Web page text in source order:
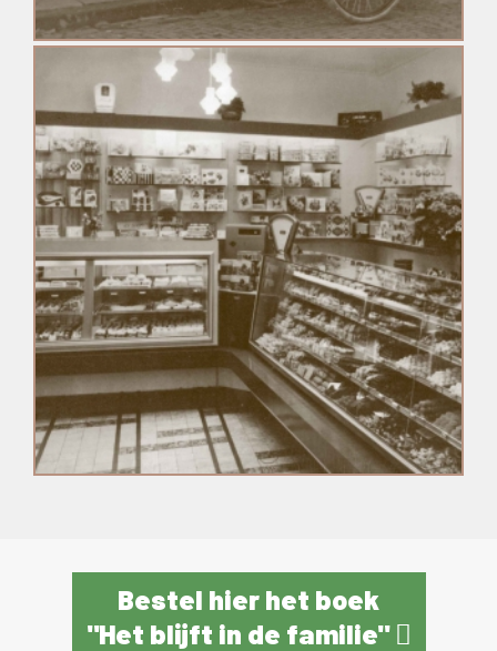
Bestel hier het boek
"Het blijft in de familie"